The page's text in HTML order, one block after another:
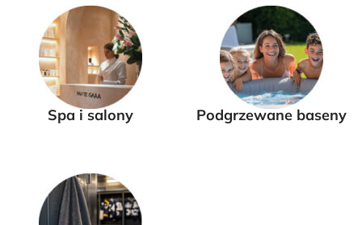
Spa i salony Podgrzewane baseny